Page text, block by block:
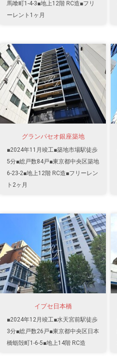
馬喰町1-4-3■地上12階 RC造■フリ
ーレント1ヶ月
グランパセオ銀座築地
■2024年11月竣工■築地市場駅徒歩
5分■総戸数84戸■東京都中央区築地
6-23-2■地上12階 RC造■フリーレン
ト2ヶ月
イプセ日本橋
■2024年12月竣工■水天宮前駅徒歩
3分■総戸数26戸■東京都中央区日本
橋蛎殻町1-6-5■地上14階 RC造